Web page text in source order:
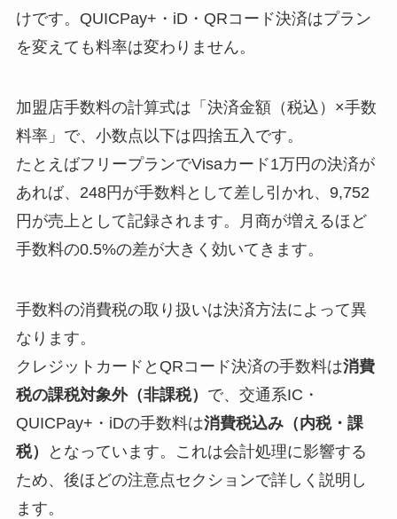
けです。QUICPay+・iD・QRコード決済はプラン
を変えても料率は変わりません。
加盟店手数料の計算式は「決済金額（税込）×手数
料率」で、小数点以下は四捨五入です。
たとえばフリープランでVisaカード1万円の決済が
あれば、248円が手数料として差し引かれ、9,752
円が売上として記録されます。月商が増えるほど
手数料の0.5%の差が大きく効いてきます。
手数料の消費税の取り扱いは決済方法によって異
なります。
クレジットカードとQRコード決済の手数料は消費
税の課税対象外（非課税） で、交通系IC・
QUICPay+・iDの手数料は消費税込み（内税・課
税）
となっています。これは会計処理に影響する
ため、後ほどの注意点セクションで詳しく説明し
ます。